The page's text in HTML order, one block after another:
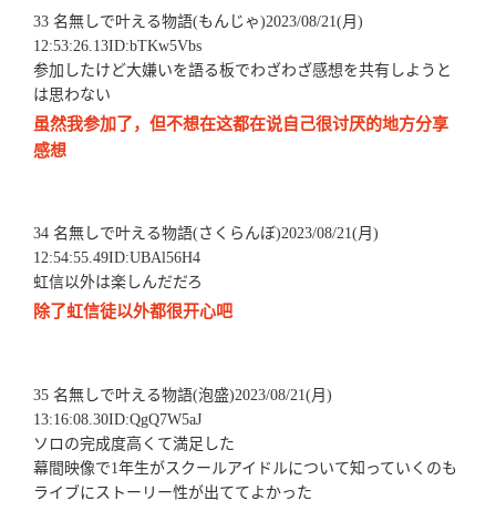
33 名無しで叶える物語(もんじゃ)2023/08/21(月)
12:53:26.13ID:bTKw5Vbs
参加したけど大嫌いを語る板でわざわざ感想を共有しようと
は思わない
虽然我参加了，但不想在这都在说自己很讨厌的地方分享
感想
34 名無しで叶える物語(さくらんぼ)2023/08/21(月)
12:54:55.49ID:UBAl56H4
虹信以外は楽しんだだろ
除了虹信徒以外都很开心吧
35 名無しで叶える物語(泡盛)2023/08/21(月)
13:16:08.30ID:QgQ7W5aJ
ソロの完成度高くて満足した
幕間映像で1年生がスクールアイドルについて知っていくのも
ライブにストーリー性が出ててよかった